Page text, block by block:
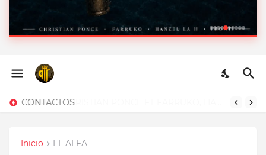
PONCE FT FARRUKO,
HANZEL LA H, FRONTI
Inicio EL ALFA